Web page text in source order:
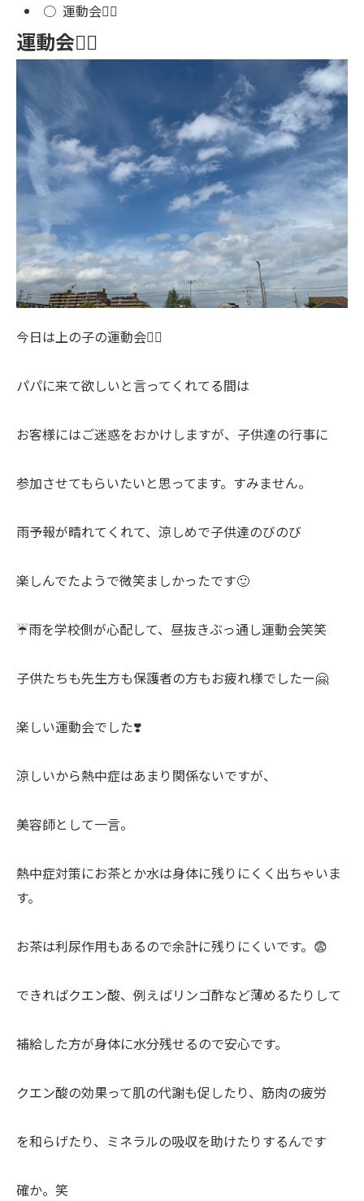
○ 運動会🏃‍♂️
運動会🏃‍♂️
今日は上の子の運動会🏃‍♂️
パパに来て欲しいと言ってくれてる間は
お客様にはご迷惑をおかけしますが、子供達の行事に
参加させてもらいたいと思ってます。すみません。
雨予報が晴れてくれて、涼しめで子供達のびのび
楽しんでたようで微笑ましかったです🙂
☔️雨を学校側が心配して、昼抜きぶっ通し運動会笑笑
子供たちも先生方も保護者の方もお疲れ様でしたー🤗
楽しい運動会でした❣️
涼しいから熱中症はあまり関係ないですが、
美容師として一言。
熱中症対策にお茶とか水は身体に残りにくく出ちゃいま
す。
お茶は利尿作用もあるので余計に残りにくいです。😨
できればクエン酸、例えばリンゴ酢など薄めるたりして
補給した方が身体に水分残せるので安心です。
クエン酸の効果って肌の代謝も促したり、筋肉の疲労
を和らげたり、ミネラルの吸収を助けたりするんです
確か。笑